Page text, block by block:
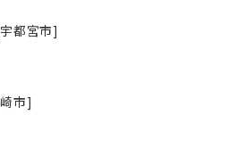
都宮市]
市]